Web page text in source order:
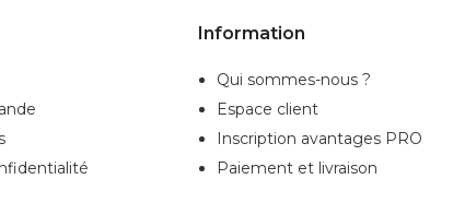
Information
Qui sommes-nous ?
Espace client
Inscription avantages PRO
Paiement et livraison